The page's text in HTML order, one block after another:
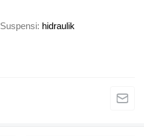
Suspensi hidraulik